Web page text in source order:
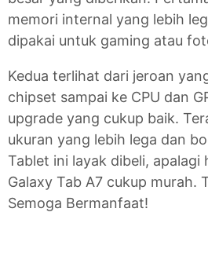
memori internal yang lebih
dipakai untuk gaming atau
Kedua terlihat dari jeroan
chipset sampai ke CPU dan
upgrade yang cukup baik.
ukuran yang lebih lega dan
Tablet ini layak dibeli, apalagi
Galaxy Tab A7 cukup murah.
Semoga Bermanfaat!